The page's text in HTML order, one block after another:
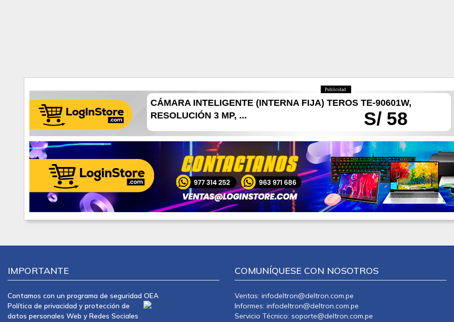
Publicidad
S/ 58
CÁMARA INTELIGENTE (INTERNA FIJA) TEROS TE-90601W,
RESOLUCIÓN 3 MP, ...
IMPORTANTE
Contamos con un programa de seguridad OEA
Política de privacidad y protección de
datos personales Web y Redes Sociales
COMUNÍQUESE CON NOSOTROS
Ventas: infodeltron@deltron.com.pe
Informes: infodeltron@deltron.com.pe
Servicio Técnico: soporte@deltron.com.pe